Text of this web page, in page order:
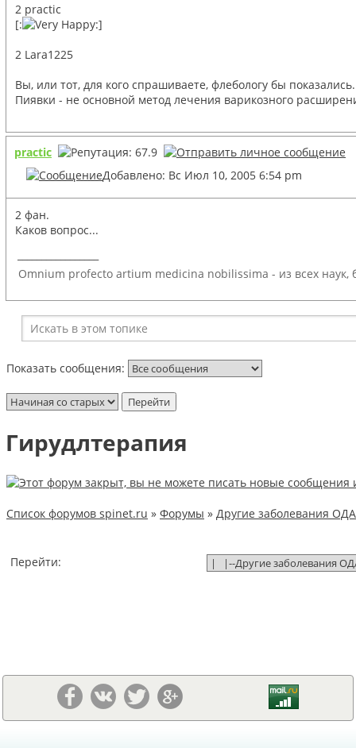
2 practic
[:
:]
2 Lara1225
Вы, или тот, для кого спрашиваете, флебологу бы
Пиявки - не основной метод лечения варикозного
practic
Добавлено: Вс Июл 10, 2005 6:54 pm
2 фан.
Каков вопрос...
Omnium profecto artium medicina nobilissima - из всех наук,
Показать сообщения:
Гирудлтерапия
Список форумов spinet.ru » Форумы » Другие заболевания ОДА
Перейти: